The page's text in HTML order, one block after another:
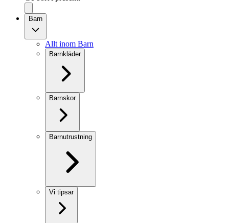
Barn
Allt inom Barn
Barnkläder
Barnskor
Barnutrustning
Vi tipsar